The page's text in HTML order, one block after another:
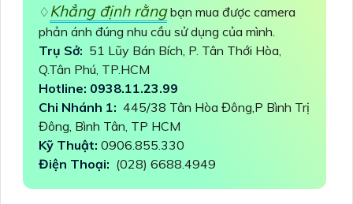
♢ Khẳng định rằngbạn mua được camera
phản ánh đúng nhu cầu sử dụng của mình.
Trụ Sở: 51 Lũy Bán Bích, P. Tân Thới Hòa,
Q.Tân Phú, TP.HCM
Hotline: 0938.11.23.99
Chi Nhánh 1: 445/38 Tân Hòa Đông,P Bình Trị
Đông, Bình Tân, TP HCM
Kỹ Thuật: 0906.855.330
Điện Thoại: (028) 6688.4949